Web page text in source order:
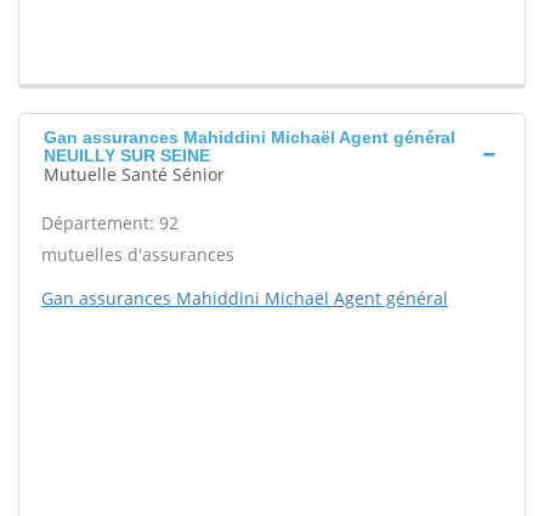
Gan assurances Mahiddini Michaël Agent général
NEUILLY SUR SEINE
Mutuelle Santé Sénior
Département: 92
mutuelles d'assurances
Gan assurances Mahiddini Michaël Agent général